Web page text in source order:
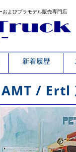
およびプラモデル販売専門店
新着履歴
AMT / Ertl